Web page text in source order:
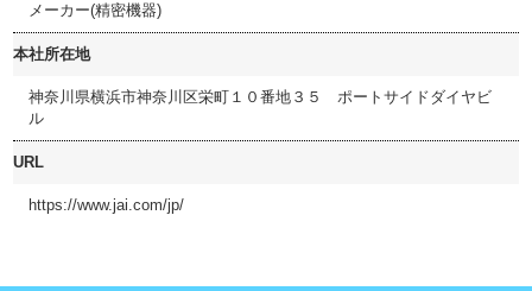
メーカー(精密機器)
本社所在地
神奈川県横浜市神奈川区栄町１０番地３５ ポートサイドダイヤビ
ル
URL
https://www.jai.com/jp/